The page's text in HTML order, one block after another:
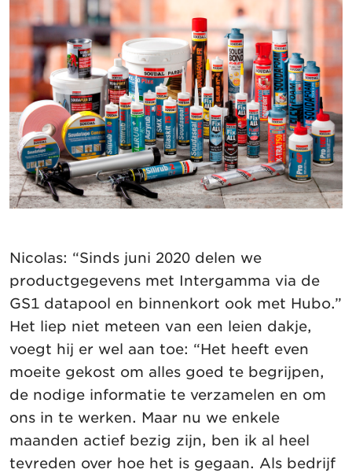
Nicolas: “Sinds juni 2020 delen we
productgegevens met Intergamma via de
GS1 datapool en binnenkort ook met Hubo.”
Het liep niet meteen van een leien dakje,
voegt hij er wel aan toe: “Het heeft even
moeite gekost om alles goed te begrijpen,
de nodige informatie te verzamelen en om
ons in te werken. Maar nu we enkele
maanden actief bezig zijn, ben ik al heel
tevreden over hoe het is gegaan. Als bedrijf